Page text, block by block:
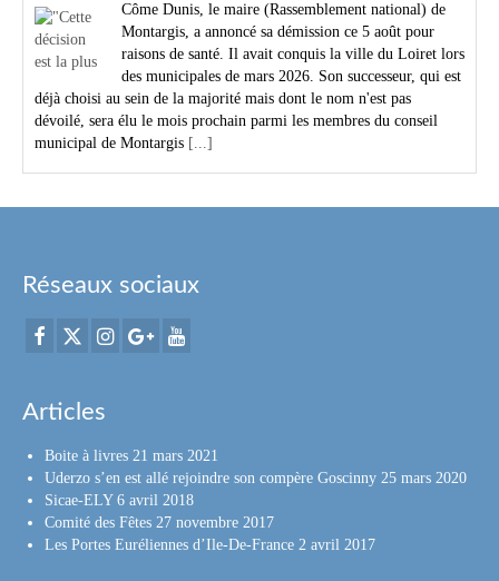
Côme Dunis, le maire (Rassemblement national) de
Montargis, a annoncé sa démission ce 5 août pour
raisons de santé. Il avait conquis la ville du Loiret lors
des municipales de mars 2026. Son successeur, qui est
déjà choisi au sein de la majorité mais dont le nom n'est pas
dévoilé, sera élu le mois prochain parmi les membres du conseil
municipal de Montargis [...]
Réseaux sociaux
Articles
Boite à livres 21 mars 2021
Uderzo s’en est allé rejoindre son compère Goscinny 25 mars 2020
Sicae-ELY 6 avril 2018
Comité des Fêtes 27 novembre 2017
Les Portes Euréliennes d’Ile-De-France 2 avril 2017